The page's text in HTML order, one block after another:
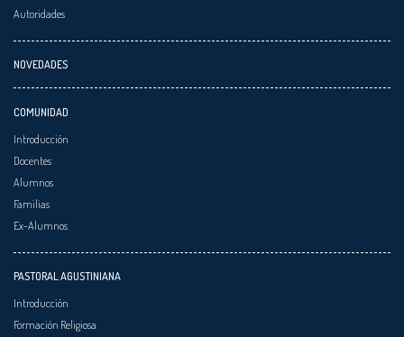
Autoridades
NOVEDADES
COMUNIDAD
Introducción
Docentes
Alumnos
Familias
Ex-Alumnos
PASTORAL AGUSTINIANA
Introducción
Formación Religiosa